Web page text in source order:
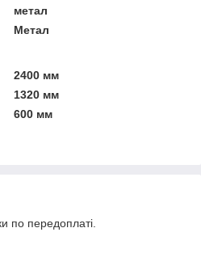
метал
Метал
2400 мм
1320 мм
600 мм
по передоплаті.